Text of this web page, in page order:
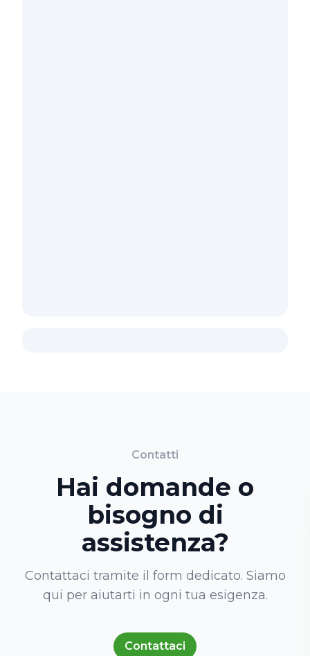
Contatti
Hai domande o
bisogno di
assistenza?
Contattaci tramite il form dedicato. Siamo
qui per aiutarti in ogni tua esigenza.
Contattaci